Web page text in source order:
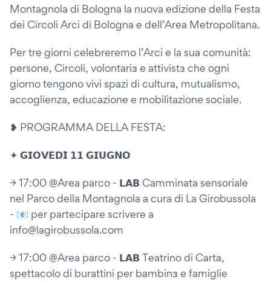
Montagnola di Bologna la nuova edizione della Festa
dei Circoli Arci di Bologna e dell’Area Metropolitana.
Per tre giorni celebreremo l’Arci e la sua comunità:
persone, Circoli, volontariɜ e attivistɜ che ogni
giorno tengono vivi spazi di cultura, mutualismo,
accoglienza, educazione e mobilitazione sociale.
❥ PROGRAMMA DELLA FESTA:
✦ 𝗚𝗜𝗢𝗩𝗘𝗗𝗜̀ 𝟭𝟭 𝗚𝗜𝗨𝗚𝗡𝗢
→ 17:00 @Area parco - 𝗟𝗔𝗕 Camminata sensoriale
nel Parco della Montagnola a cura di La Girobussola
- 📧 per partecipare scrivere a
info@lagirobussola.com
→ 17:00 @Area parco - 𝗟𝗔𝗕 Teatrino di Carta,
spettacolo di burattini per bambinɜ e famiglie